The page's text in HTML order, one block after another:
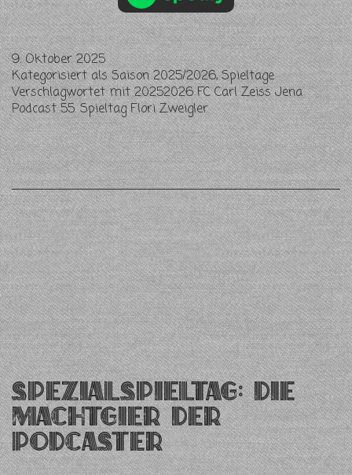
9. Oktober 2025
Kategorisiert alsSaison 2025/2026,Spieltage
Verschlagwortet mit20252026 FC Carl Zeiss Jena
Podcast 55. Spieltag Flori Zweigler
Spezialspieltag: Die
Machtgier der
Podcaster